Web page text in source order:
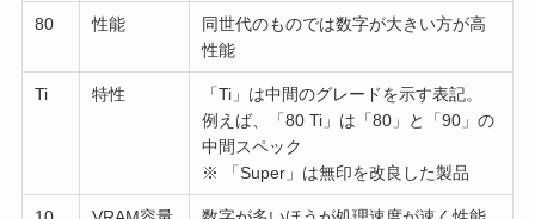
80 性能
同世代のものでは数字が大きい方が高
性能
Ti 特性
「Ti」は中間のグレードを示す表記。
例えば、「80 Ti」は「80」と「90」の
中間スペック
※ 「Super」は無印を改良した製品